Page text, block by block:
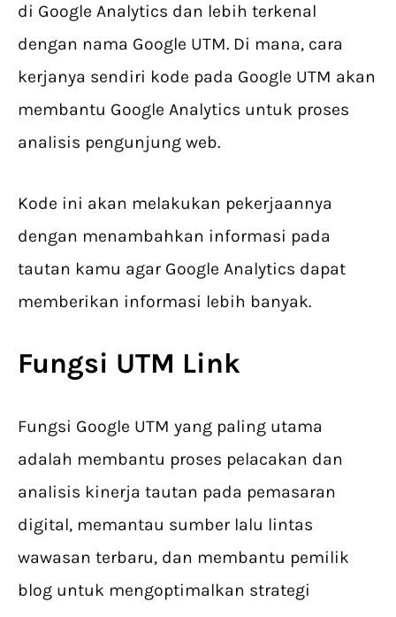
di Google Analytics dan lebih terkenal
dengan nama Google UTM. Di mana, cara
kerjanya sendiri kode pada Google UTM akan
membantu Google Analytics untuk proses
analisis pengunjung web.
Kode ini akan melakukan pekerjaannya
dengan menambahkan informasi pada
tautan kamu agar Google Analytics dapat
memberikan informasi lebih banyak.
Fungsi UTM Link
Fungsi Google UTM yang paling utama
adalah membantu proses pelacakan dan
analisis kinerja tautan pada pemasaran
digital, memantau sumber lalu lintas
wawasan terbaru, dan membantu pemilik
blog untuk mengoptimalkan strategi